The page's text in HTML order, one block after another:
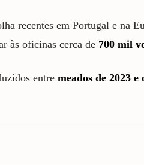
recentes em Portugal e
às oficinas cerca de 700 mil
entre meados de 2023